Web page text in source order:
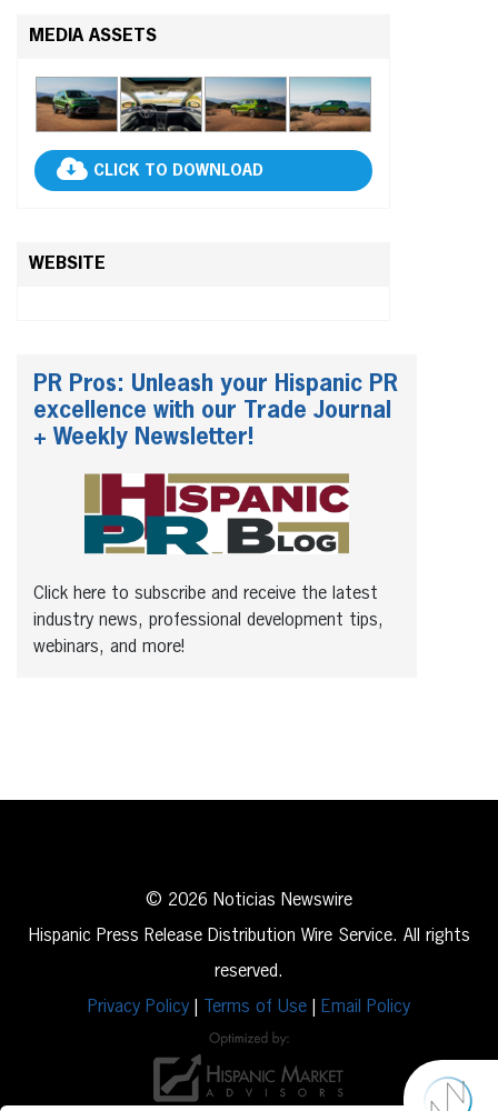
MEDIA ASSETS
CLICK TO DOWNLOAD
WEBSITE
PR Pros: Unleash your Hispanic PR
excellence with our Trade Journal
+ Weekly Newsletter!
Click here to subscribe and receive the latest
industry news, professional development tips,
webinars, and more!
© 2026 Noticias Newswire
Hispanic Press Release Distribution Wire Service. All rights
reserved.
Privacy Policy
Terms of Use Email Policy